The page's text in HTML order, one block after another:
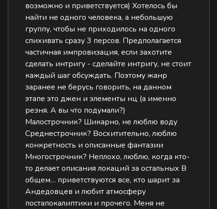
возможно и приветствуется) Хотелось бы
найти не одного человека, а небольшую
группу, чтобы не приходилось на одного
спихивать сразу 3 персов. Предполагается
частичная импровизация, если захотите
сделать интригу - сделайте интригу, не стоит
каждый шаг обсуждать. Поэтому жанр
заранее не берусь говорить, на данном
этапе это джен и элементы нц (а именно
резня. А вы что подумали?)
Малострочник? Шикарно, не люблю воду
Среднестрочник? Восхитительно, люблю
конкретность и описанные фантазии
Многострочник? Неплохо, люблю, когда кто-
то делает описания локаций за остальных В
общем… приветствуются все, кто шарит за
Андедовцев и любит атмосферу
постапокалиптики и прочего. Меня не